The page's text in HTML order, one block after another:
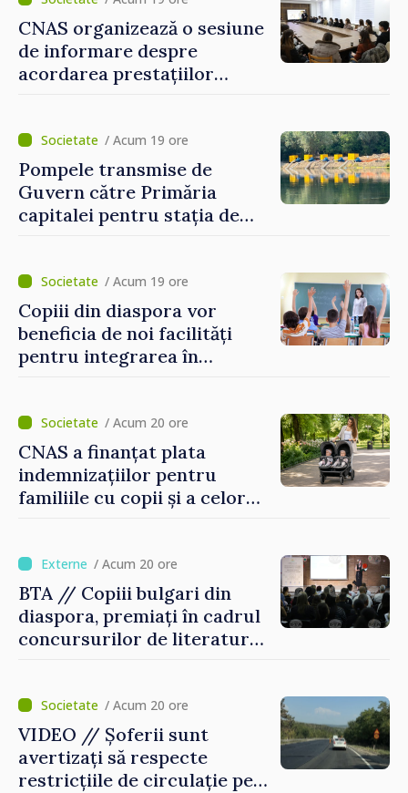
puternice”
CNAS organizează o sesiune
de informare despre
acordarea prestațiilor
invitați să se înscrie la
eveniment
/ Acum 19 ore
Pompele transmise de
Guvern către Primăria
capitalei pentru stația de
puse în funcțiune
/ Acum 19 ore
Copiii din diaspora vor
beneficia de noi facilități
pentru integrarea în
/ Acum 20 ore
CNAS a finanțat plata
indemnizațiilor pentru
familiile cu copii și a celor
/ Acum 20 ore
BTA // Copiii bulgari din
diaspora, premiați în cadrul
concursurilor de literatură,
Bulgarii din Străinătate
/ Acum 20 ore
VIDEO // Șoferii sunt
avertizați să respecte
restricțiile de circulație pe